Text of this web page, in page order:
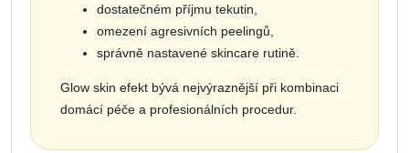
dostatečném příjmu tekutin,
omezení agresivních peelingů,
správně nastavené skincare rutině.
Glow skin efekt bývá nejvýraznější při kombinaci
domácí péče a profesionálních procedur.